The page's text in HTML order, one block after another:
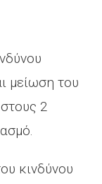
μείωση του
2
κινδύνου